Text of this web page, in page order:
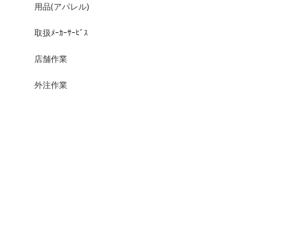
用品(アパレル)
取扱ﾒｰｶｰｻｰﾋﾞｽ
店舗作業
外注作業